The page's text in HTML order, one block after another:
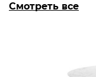
Смотреть все